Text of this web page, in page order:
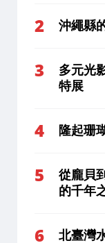
沖繩縣
多元光
特展
隆起珊
從龐貝
的千年
北臺灣